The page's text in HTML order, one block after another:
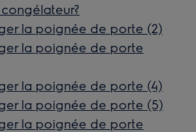
la poignée de porte (2)
la poignée de porte
la poignée de porte (4)
la poignée de porte (5)
la poignée de porte